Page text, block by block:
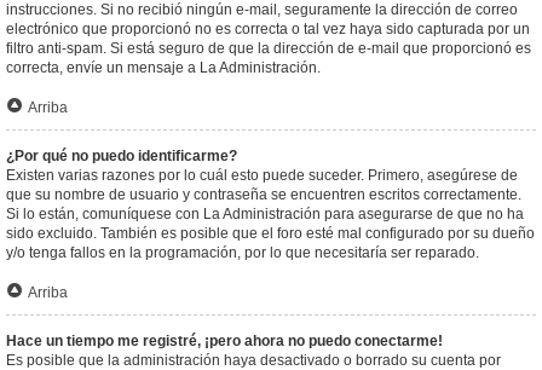
instrucciones. Si no recibió ningún e-mail, seguramente la dirección de correo
electrónico que proporcionó no es correcta o tal vez haya sido capturada por un
filtro anti-spam. Si está seguro de que la dirección de e-mail que proporcionó es
correcta, envíe un mensaje a La Administración.
Arriba
¿Por qué no puedo identificarme?
Existen varias razones por lo cuál esto puede suceder. Primero, asegúrese de
que su nombre de usuario y contraseña se encuentren escritos correctamente.
Si lo están, comuníquese con La Administración para asegurarse de que no ha
sido excluido. También es posible que el foro esté mal configurado por su dueño
y/o tenga fallos en la programación, por lo que necesitaría ser reparado.
Arriba
Hace un tiempo me registré, ¡pero ahora no puedo conectarme!
Es posible que la administración haya desactivado o borrado su cuenta por